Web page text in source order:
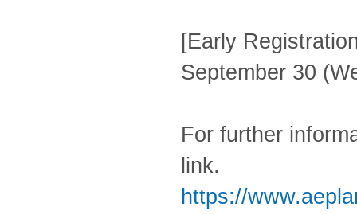
[Early
September 30
For further
link.
https://